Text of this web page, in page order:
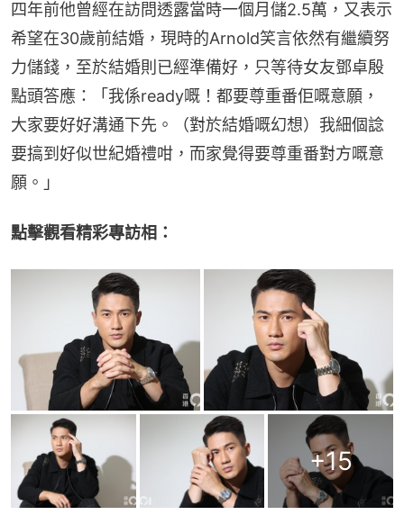
四年前他曾經在訪問透露當時一個月儲2.5萬，又表示
希望在30歲前結婚，現時的Arnold笑言依然有繼續努
力儲錢，至於結婚則已經準備好，只等待女友鄧卓殷
點頭答應：「我係ready嘅！都要尊重番佢嘅意願，
大家要好好溝通下先。（對於結婚嘅幻想）我細個諗
要搞到好似世紀婚禮咁，而家覺得要尊重番對方嘅意
願。」
點擊觀看精彩專訪相：
+15